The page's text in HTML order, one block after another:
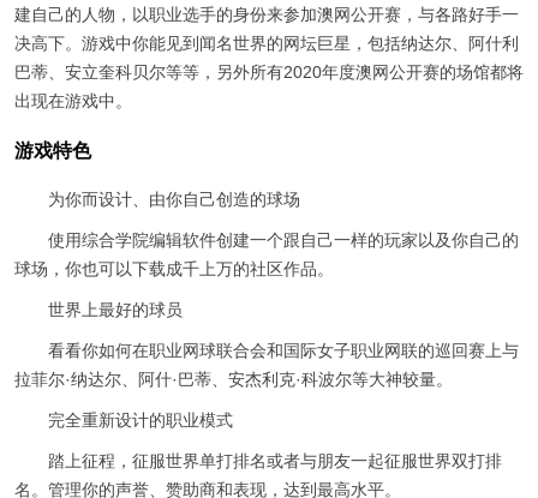
建自己的人物，以职业选手的身份来参加澳网公开赛，与各路好手一
决高下。游戏中你能见到闻名世界的网坛巨星，包括纳达尔、阿什利
巴蒂、安立奎科贝尔等等，另外所有2020年度澳网公开赛的场馆都将
出现在游戏中。
游戏特色
为你而设计、由你自己创造的球场
使用综合学院编辑软件创建一个跟自己一样的玩家以及你自己的
球场，你也可以下载成千上万的社区作品。
世界上最好的球员
看看你如何在职业网球联合会和国际女子职业网联的巡回赛上与
拉菲尔·纳达尔、阿什·巴蒂、安杰利克·科波尔等大神较量。
完全重新设计的职业模式
踏上征程，征服世界单打排名或者与朋友一起征服世界双打排
名。管理你的声誉、赞助商和表现，达到最高水平。